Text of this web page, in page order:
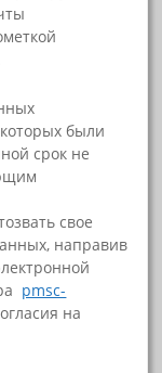
были
срок не
свое
направив
pmsc-
на